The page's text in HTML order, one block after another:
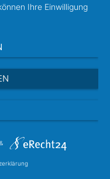
Ihre Einwilligung
&